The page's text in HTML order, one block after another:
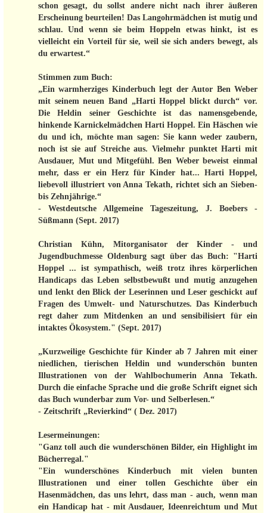
schon gesagt, du sollst andere nicht nach ihrer äußeren
Erscheinung beurteilen! Das Langohrmädchen ist mutig und
schlau. Und wenn sie beim Hoppeln etwas hinkt, ist es
vielleicht ein Vorteil für sie, weil sie sich anders bewegt, als
du erwartest.“
Stimmen zum Buch:
„Ein warmherziges Kinderbuch legt der Autor Ben Weber
mit seinem neuen Band „Harti Hoppel blickt durch“ vor.
Die Heldin seiner Geschichte ist das namensgebende,
hinkende Karnickelmädchen Harti Hoppel. Ein Häschen wie
du und ich, möchte man sagen: Sie kann weder zaubern,
noch ist sie auf Streiche aus. Vielmehr punktet Harti mit
Ausdauer, Mut und Mitgefühl. Ben Weber beweist einmal
mehr, dass er ein Herz für Kinder hat... Harti Hoppel,
liebevoll illustriert von Anna Tekath, richtet sich an Sieben-
bis Zehnjährige.“
- Westdeutsche Allgemeine Tageszeitung, J. Boebers -
Süßmann (Sept. 2017)
Christian Kühn, Mitorganisator der Kinder - und
Jugendbuchmesse Oldenburg sagt über das Buch: "Harti
Hoppel ... ist sympathisch, weiß trotz ihres körperlichen
Handicaps das Leben selbstbewußt und mutig anzugehen
und lenkt den Blick der Leserinnen und Leser geschickt auf
Fragen des Umwelt- und Naturschutzes. Das Kinderbuch
regt daher zum Mitdenken an und sensibilisiert für ein
intaktes Ökosystem." (Sept. 2017)
„Kurzweilige Geschichte für Kinder ab 7 Jahren mit einer
niedlichen, tierischen Heldin und wunderschön bunten
Illustrationen von der Wahlbochumerin Anna Tekath.
Durch die einfache Sprache und die große Schrift eignet sich
das Buch wunderbar zum Vor- und Selberlesen.“
- Zeitschrift „Revierkind“ ( Dez. 2017)
Lesermeinungen:
"Ganz toll auch die wunderschönen Bilder, ein Highlight im
Bücherregal."
"Ein wunderschönes Kinderbuch mit vielen bunten
Illustrationen und einer tollen Geschichte über ein
Hasenmädchen, das uns lehrt, dass man - auch, wenn man
ein Handicap hat - mit Ausdauer, Ideenreichtum und Mut